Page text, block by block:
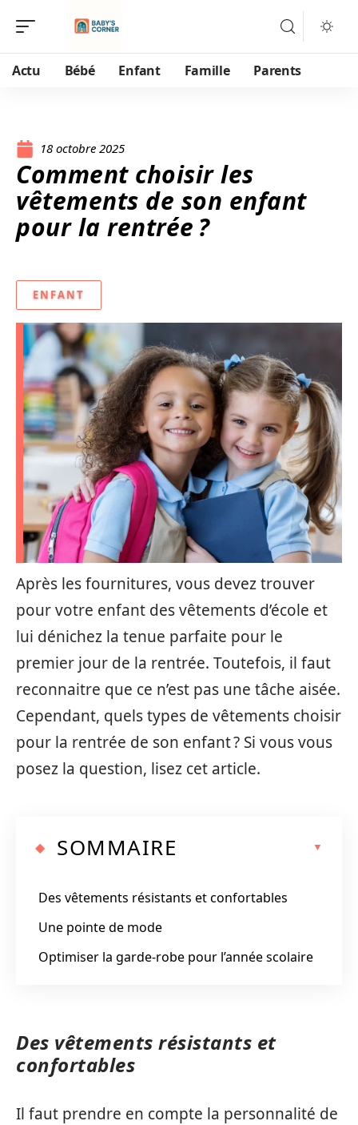
Actu Bébé Enfant Famille Parents
18 octobre 2025
Comment choisir les
vêtements de son enfant
pour la rentrée ?
ENFANT
Après les fournitures, vous devez trouver
pour votre enfant des vêtements d’école et
lui dénichez la tenue parfaite pour le
premier jour de la rentrée. Toutefois, il faut
reconnaitre que ce n’est pas une tâche aisée.
Cependant, quels types de vêtements choisir
pour la rentrée de son enfant ? Si vous vous
posez la question, lisez cet article.
SOMMAIRE
Des vêtements résistants et confortables
Une pointe de mode
Optimiser la garde-robe pour l’année scolaire
Des vêtements résistants et
confortables
Il faut prendre en compte la personnalité de